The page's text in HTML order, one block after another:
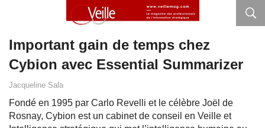
Important gain de temps chez
Cybion avec Essential Summarizer
Jacqueline Sala
Fondé en 1995 par Carlo Revelli et le célèbre Joël de
Rosnay, Cybion est un cabinet de conseil en Veille et